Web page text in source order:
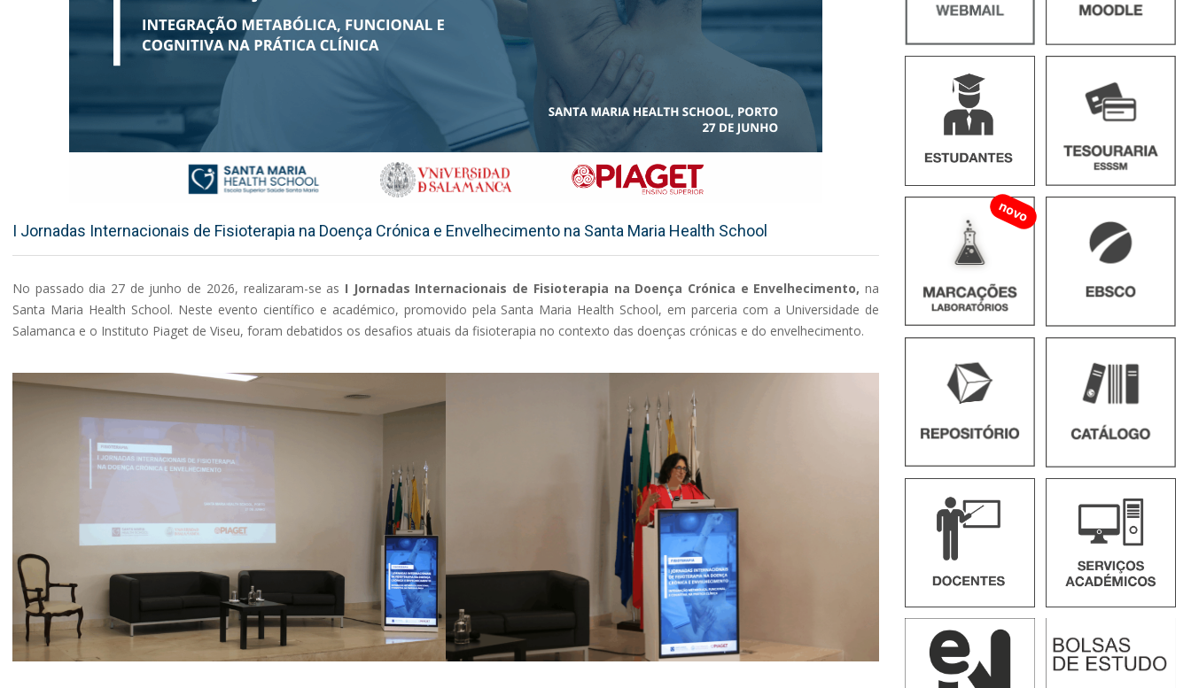
I Jornadas Internacionais de Fisioterapia na Doença Crónica e Envelhecimento na Santa Maria Health School
No passado dia 27 de junho de 2026, realizaram-se as I Jornadas Internacionais de Fisioterapia na Doença Crónica e Envelhecimento, na
Santa Maria Health School. Neste evento científico e académico, promovido pela Santa Maria Health School, em parceria com a Universidade de
Salamanca e o Instituto Piaget de Viseu, foram debatidos os desafios atuais da fisioterapia no contexto das doenças crónicas e do envelhecimento.
novo